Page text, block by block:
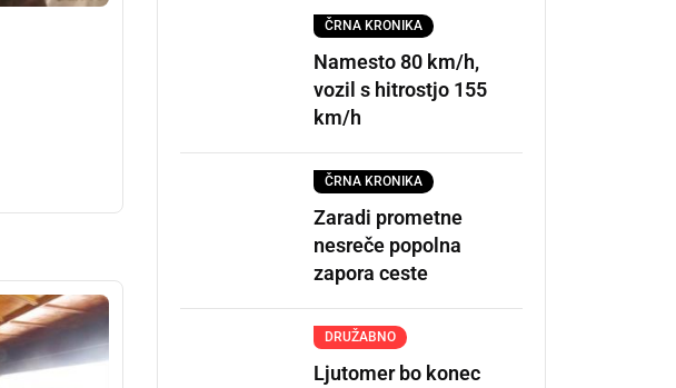
ČRNA KRONIKA
Namesto 80 km/h,
vozil s hitrostjo 155
km/h
ČRNA KRONIKA
Zaradi prometne
nesreče popolna
zapora ceste
DRUŽABNO
Ljutomer bo konec